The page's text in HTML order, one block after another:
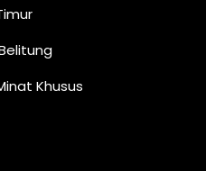
Khusus